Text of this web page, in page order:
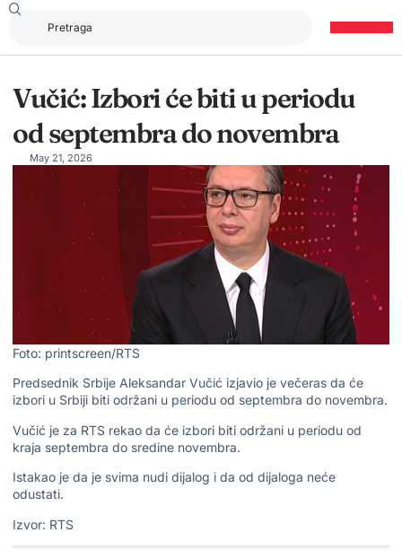
Vučić: Izbori će biti u periodu
od septembra do novembra
May 21, 2026
Foto: printscreen/RTS
Predsednik Srbije Aleksandar Vučić izjavio je večeras da će
izbori u Srbiji biti održani u periodu od septembra do novembra.
Vučić je za RTS rekao da će izbori biti održani u periodu od
kraja septembra do sredine novembra.
Istakao je da je svima nudi dijalog i da od dijaloga neće
odustati.
Izvor: RTS